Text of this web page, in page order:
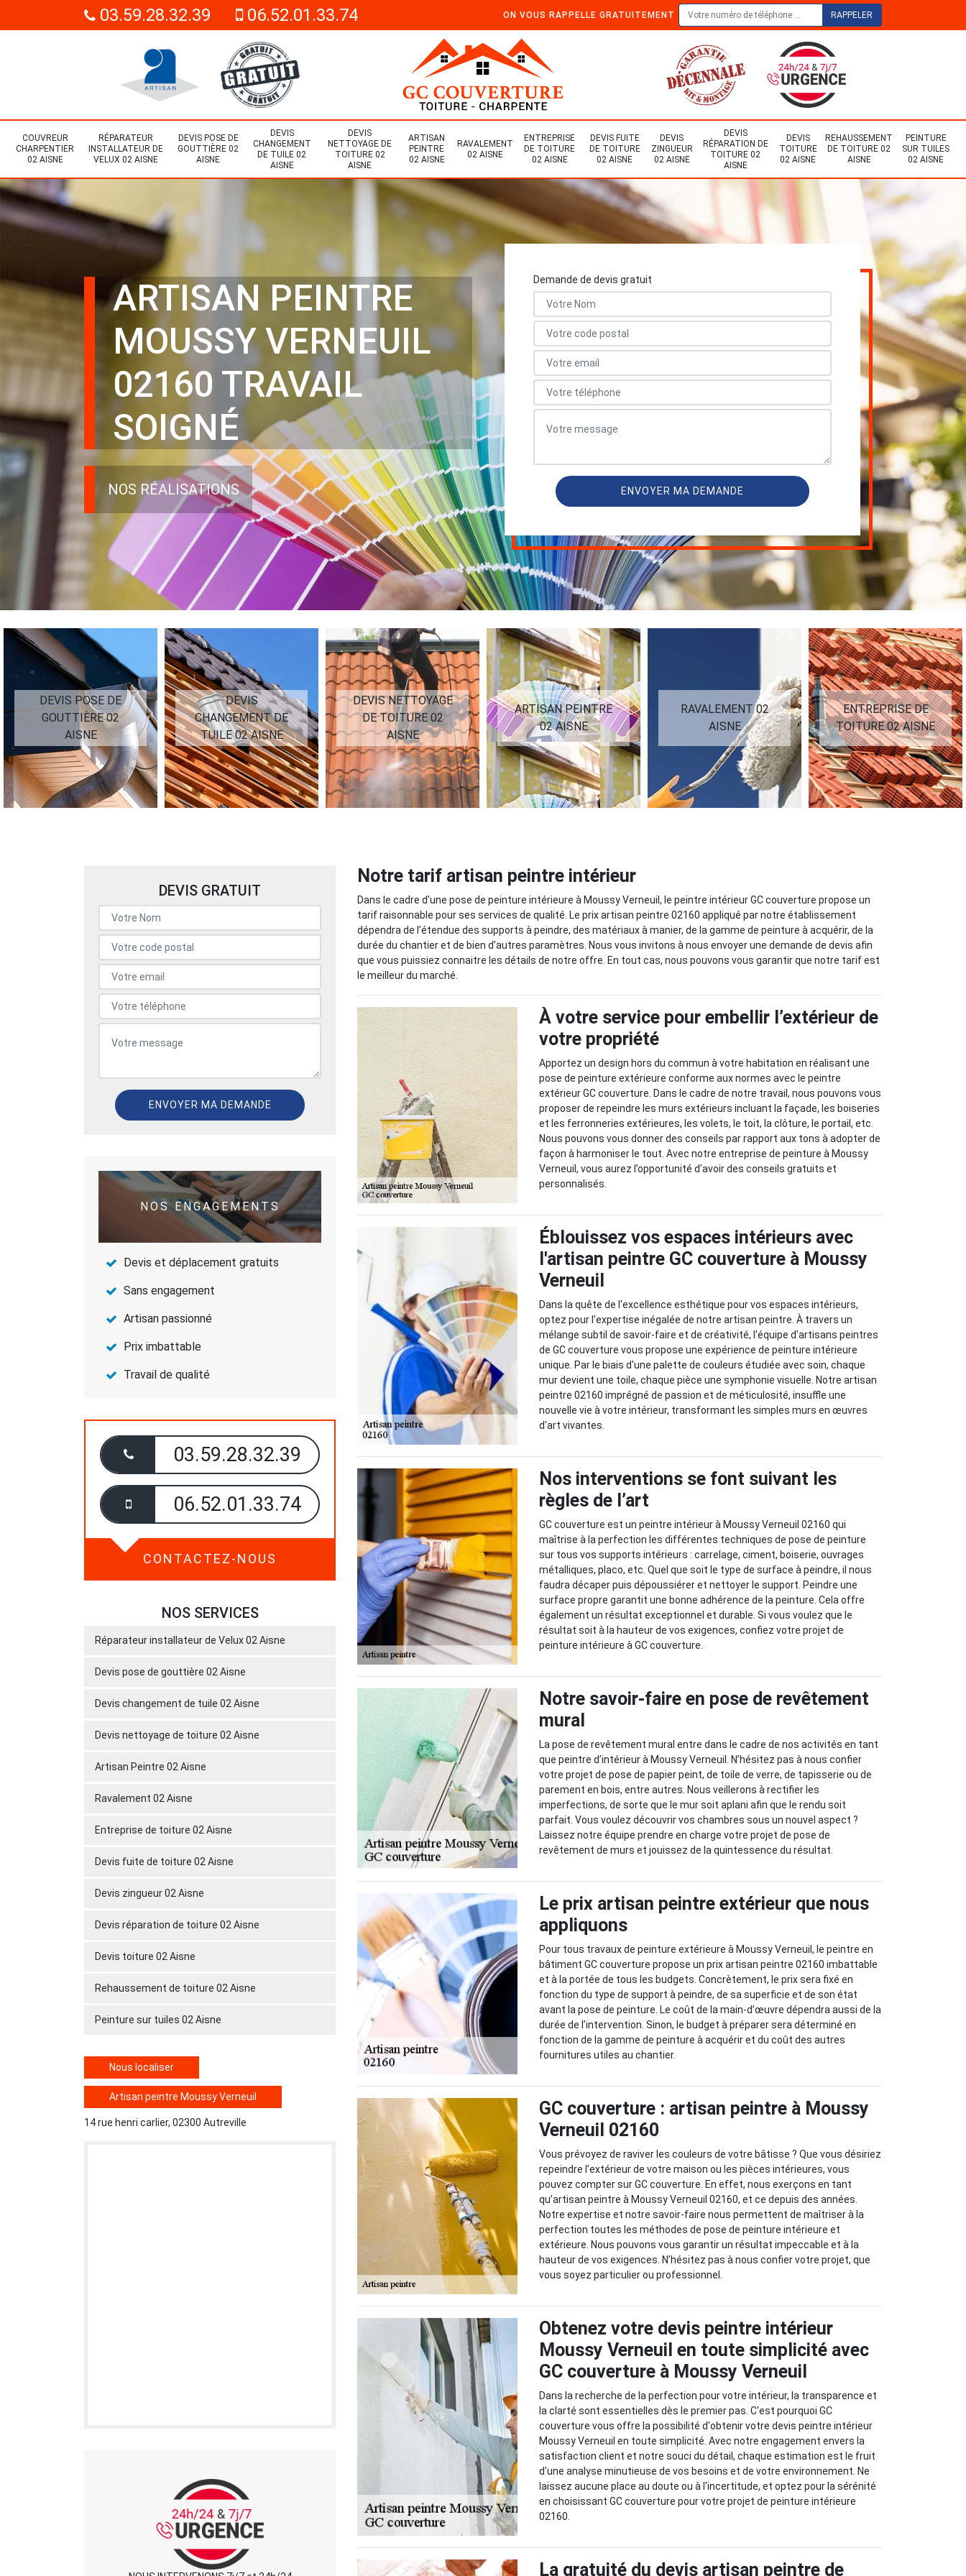
03.59.28.32.39 06.52.01.33.74 ON VOUS RAPPELLE GRATUITEMENT
COUVREUR
CHARPENTIER
02 AISNE
RÉPARATEUR
INSTALLATEUR DE
VELUX 02 AISNE
DEVIS POSE DE
GOUTTIÈRE 02
AISNE
DEVIS
CHANGEMENT
DE TUILE 02
AISNE
DEVIS
NETTOYAGE DE
TOITURE 02
AISNE
ARTISAN
PEINTRE
02 AISNE
RAVALEMENT
02 AISNE
ENTREPRISE
DE TOITURE
02 AISNE
DEVIS FUITE
DE TOITURE
02 AISNE
DEVIS
ZINGUEUR
02 AISNE
DEVIS
RÉPARATION DE
TOITURE 02
AISNE
DEVIS
TOITURE
02 AISNE
REHAUSSEMENT
DE TOITURE 02
AISNE
PEINTURE
SUR TUILES
02 AISNE
ARTISAN PEINTRE
MOUSSY VERNEUIL
02160 TRAVAIL
SOIGNÉ
NOS RÉALISATIONS
Demande de devis gratuit
DEVIS POSE DE
GOUTTIÈRE 02
AISNE
DEVIS
CHANGEMENT DE
TUILE 02 AISNE
DEVIS NETTOYAGE
DE TOITURE 02
AISNE
ARTISAN PEINTRE
02 AISNE
RAVALEMENT 02
AISNE
ENTREPRISE DE
TOITURE 02 AISNE
DEVIS GRATUIT
NOS ENGAGEMENTS
Devis et déplacement gratuits
Sans engagement
Artisan passionné
Prix imbattable
Travail de qualité
03.59.28.32.39
06.52.01.33.74
CONTACTEZ-NOUS
NOS SERVICES
Réparateur installateur de Velux 02 Aisne
Devis pose de gouttière 02 Aisne
Devis changement de tuile 02 Aisne
Devis nettoyage de toiture 02 Aisne
Artisan Peintre 02 Aisne
Ravalement 02 Aisne
Entreprise de toiture 02 Aisne
Devis fuite de toiture 02 Aisne
Devis zingueur 02 Aisne
Devis réparation de toiture 02 Aisne
Devis toiture 02 Aisne
Rehaussement de toiture 02 Aisne
Peinture sur tuiles 02 Aisne
Nous localiser
Artisan peintre Moussy Verneuil
14 rue henri carlier, 02300 Autreville
Notre tarif artisan peintre intérieur
Dans le cadre d’une pose de peinture intérieure à Moussy Verneuil, le peintre intérieur GC couverture propose un
tarif raisonnable pour ses services de qualité. Le prix artisan peintre 02160 appliqué par notre établissement
dépendra de l’étendue des supports à peindre, des matériaux à manier, de la gamme de peinture à acquérir, de la
durée du chantier et de bien d’autres paramètres. Nous vous invitons à nous envoyer une demande de devis afin
que vous puissiez connaitre les détails de notre offre. En tout cas, nous pouvons vous garantir que notre tarif est
le meilleur du marché.
À votre service pour embellir l’extérieur de
votre propriété
Apportez un design hors du commun à votre habitation en réalisant une
pose de peinture extérieure conforme aux normes avec le peintre
extérieur GC couverture. Dans le cadre de notre travail, nous pouvons vous
proposer de repeindre les murs extérieurs incluant la façade, les boiseries
et les ferronneries extérieures, les volets, le toit, la clôture, le portail, etc.
Nous pouvons vous donner des conseils par rapport aux tons à adopter de
façon à harmoniser le tout. Avec notre entreprise de peinture à Moussy
Verneuil, vous aurez l’opportunité d’avoir des conseils gratuits et
personnalisés.
Éblouissez vos espaces intérieurs avec
l'artisan peintre GC couverture à Moussy
Verneuil
Dans la quête de l'excellence esthétique pour vos espaces intérieurs,
optez pour l'expertise inégalée de notre artisan peintre. À travers un
mélange subtil de savoir-faire et de créativité, l'équipe d'artisans peintres
de GC couverture vous propose une expérience de peinture intérieure
unique. Par le biais d'une palette de couleurs étudiée avec soin, chaque
mur devient une toile, chaque pièce une symphonie visuelle. Notre artisan
peintre 02160 imprégné de passion et de méticulosité, insuffle une
nouvelle vie à votre intérieur, transformant les simples murs en œuvres
d'art vivantes.
Nos interventions se font suivant les
règles de l’art
GC couverture est un peintre intérieur à Moussy Verneuil 02160 qui
maîtrise à la perfection les différentes techniques de pose de peinture
sur tous vos supports intérieurs : carrelage, ciment, boiserie, ouvrages
métalliques, placo, etc. Quel que soit le type de surface à peindre, il nous
faudra décaper puis dépoussiérer et nettoyer le support. Peindre une
surface propre garantit une bonne adhérence de la peinture. Cela offre
également un résultat exceptionnel et durable. Si vous voulez que le
résultat soit à la hauteur de vos exigences, confiez votre projet de
peinture intérieure à GC couverture.
Notre savoir-faire en pose de revêtement
mural
La pose de revêtement mural entre dans le cadre de nos activités en tant
que peintre d’intérieur à Moussy Verneuil. N’hésitez pas à nous confier
votre projet de pose de papier peint, de toile de verre, de tapisserie ou de
parement en bois, entre autres. Nous veillerons à rectifier les
imperfections, de sorte que le mur soit aplani afin que le rendu soit
parfait. Vous voulez découvrir vos chambres sous un nouvel aspect ?
Laissez notre équipe prendre en charge votre projet de pose de
revêtement de murs et jouissez de la quintessence du résultat.
Le prix artisan peintre extérieur que nous
appliquons
Pour tous travaux de peinture extérieure à Moussy Verneuil, le peintre en
bâtiment GC couverture propose un prix artisan peintre 02160 imbattable
et à la portée de tous les budgets. Concrètement, le prix sera fixé en
fonction du type de support à peindre, de sa superficie et de son état
avant la pose de peinture. Le coût de la main-d’œuvre dépendra aussi de la
durée de l’intervention. Sinon, le budget à préparer sera déterminé en
fonction de la gamme de peinture à acquérir et du coût des autres
fournitures utiles au chantier.
GC couverture : artisan peintre à Moussy
Verneuil 02160
Vous prévoyez de raviver les couleurs de votre bâtisse ? Que vous désiriez
repeindre l’extérieur de votre maison ou les pièces intérieures, vous
pouvez compter sur GC couverture. En effet, nous exerçons en tant
qu’artisan peintre à Moussy Verneuil 02160, et ce depuis des années.
Notre expertise et notre savoir-faire nous permettent de maîtriser à la
perfection toutes les méthodes de pose de peinture intérieure et
extérieure. Nous pouvons vous garantir un résultat impeccable et à la
hauteur de vos exigences. N’hésitez pas à nous confier votre projet, que
vous soyez particulier ou professionnel.
Obtenez votre devis peintre intérieur
Moussy Verneuil en toute simplicité avec
GC couverture à Moussy Verneuil
Dans la recherche de la perfection pour votre intérieur, la transparence et
la clarté sont essentielles dès le premier pas. C'est pourquoi GC
couverture vous offre la possibilité d'obtenir votre devis peintre intérieur
Moussy Verneuil en toute simplicité. Avec notre engagement envers la
satisfaction client et notre souci du détail, chaque estimation est le fruit
d'une analyse minutieuse de vos besoins et de votre environnement. Ne
laissez aucune place au doute ou à l'incertitude, et optez pour la sérénité
en choisissant GC couverture pour votre projet de peinture intérieure
02160.
La gratuité du devis artisan peintre de